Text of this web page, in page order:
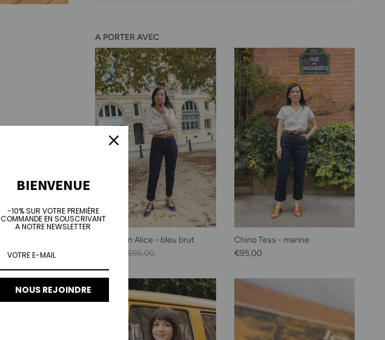
A PORTER AVEC
Mom jean Alice - bleu brut
Prix soldéPrix habituel
€95,00
Chino Tess - marine
Prix habituel
€95,00
BIENVENUE
-10% SUR VOTRE PREMIÈRE
COMMANDE EN SOUSCRIVANT
A NOTRE NEWSLETTER
NOUS REJOINDRE